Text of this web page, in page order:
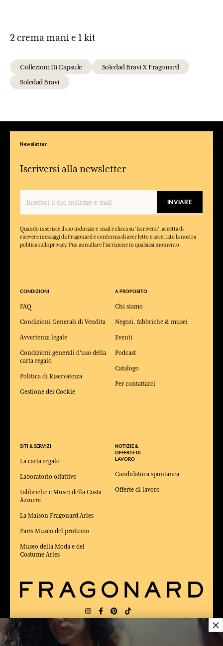
2 crema mani e 1 kit
Collezioni Di Capsule
Soledad Bravi X Fragonard
Soledad Bravi
Newsletter
Iscriversi alla newsletter
INVIARE
Quando inserisce il suo indirizzo e-mail e clicca su 'Iscriversi', accetta di
ricevere messaggi da Fragonard e conferma di aver letto e accettato la nostra
politica sulla privacy. Puo annullare l'iscrizione in qualsiasi momento.
CONDIZIONI
FAQ
Condizioni Generali di Vendita
Avvertenza legale
Condizioni generali d'uso della
carta regalo
Politica di Riservatezza
Gestione dei Cookie
SITI & SERVIZI
La carta regalo
Laboratorio olfattivo
Fabbriche e Musei della Costa
Azzurra
La Maison Fragonard Arles
Paris Museo del profumo
Museo della Moda e del
Costume Arles
A PROPOSITO
Chi siamo
Negozi, fabbriche & musei
Eventi
Podcast
Catalogo
Per contattarci
NOTIZIE &
OFFERTE DI
LAVORO
Candidatura spontanea
Offerte di lavoro
CONSEGNA: FR
×